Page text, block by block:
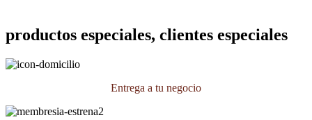
productos especiales, clientes especiales
Entrega a tu negocio